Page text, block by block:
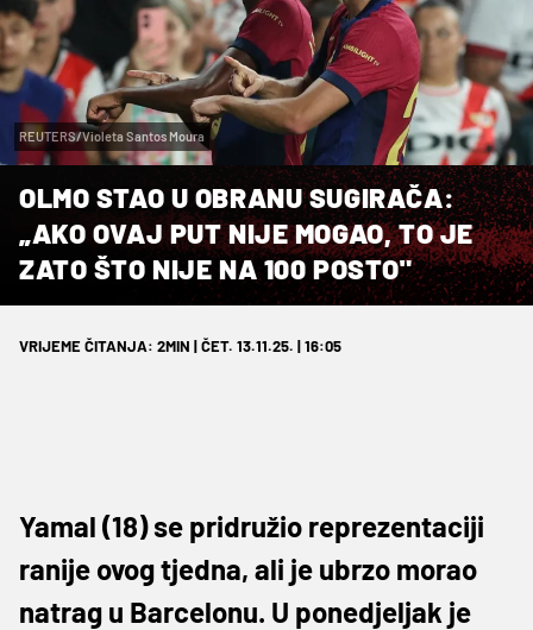
REUTERS/Violeta Santos Moura
OLMO STAO U OBRANU SUGIRAČA:
„AKO OVAJ PUT NIJE MOGAO, TO JE
ZATO ŠTO NIJE NA 100 POSTO"
VRIJEME ČITANJA: 2MIN | ČET. 13.11.25. | 16:05
Yamal (18) se pridružio reprezentaciji
ranije ovog tjedna, ali je ubrzo morao
natrag u Barcelonu. U ponedjeljak je